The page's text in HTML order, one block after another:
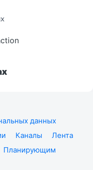
данных
Каналы
Лента
Планирующим